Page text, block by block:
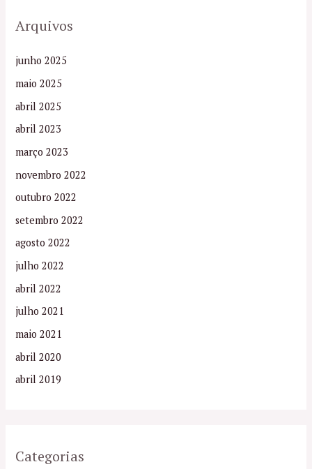
Arquivos
junho 2025
maio 2025
abril 2025
abril 2023
março 2023
novembro 2022
outubro 2022
setembro 2022
agosto 2022
julho 2022
abril 2022
julho 2021
maio 2021
abril 2020
abril 2019
Categorias